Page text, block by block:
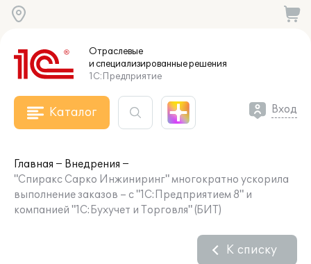
Отраслевые
и специализированныерешения
1С:Предприятие
Каталог Вход
Главная
Внедрения
"Спиракс Сарко Инжиниринг" многократно ускорила
выполнение заказов – с "1С:Предприятием 8" и
компанией "1С:Бухучет и Торговля" (БИТ)
К списку